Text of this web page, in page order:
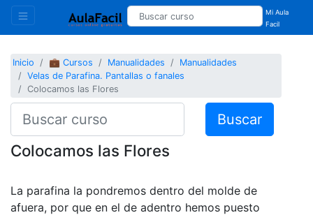
Mi Aula
Facil
Inicio 💼 Cursos Manualidades
Manualidades
Velas de Parafina. Pantallas o fanales
Colocamos las Flores
Buscar
Colocamos las Flores
La parafina la pondremos dentro del molde de
afuera, por que en el de adentro hemos puesto